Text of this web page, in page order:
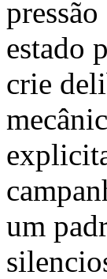
estado
crie
um